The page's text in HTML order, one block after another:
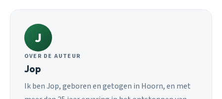
J
OVER DE AUTEUR
Jop
Ik ben Jop, geboren en getogen in Hoorn, en met